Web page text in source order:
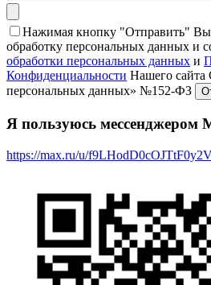
Нажимая кнопку "Отправить" Вы
обработку персональных данных и
обработки персональных данных и
Конфиденциальности Нашего
персональных данных» №152-ФЗ
Я пользуюсь мессенджером
https://max.ru/u/